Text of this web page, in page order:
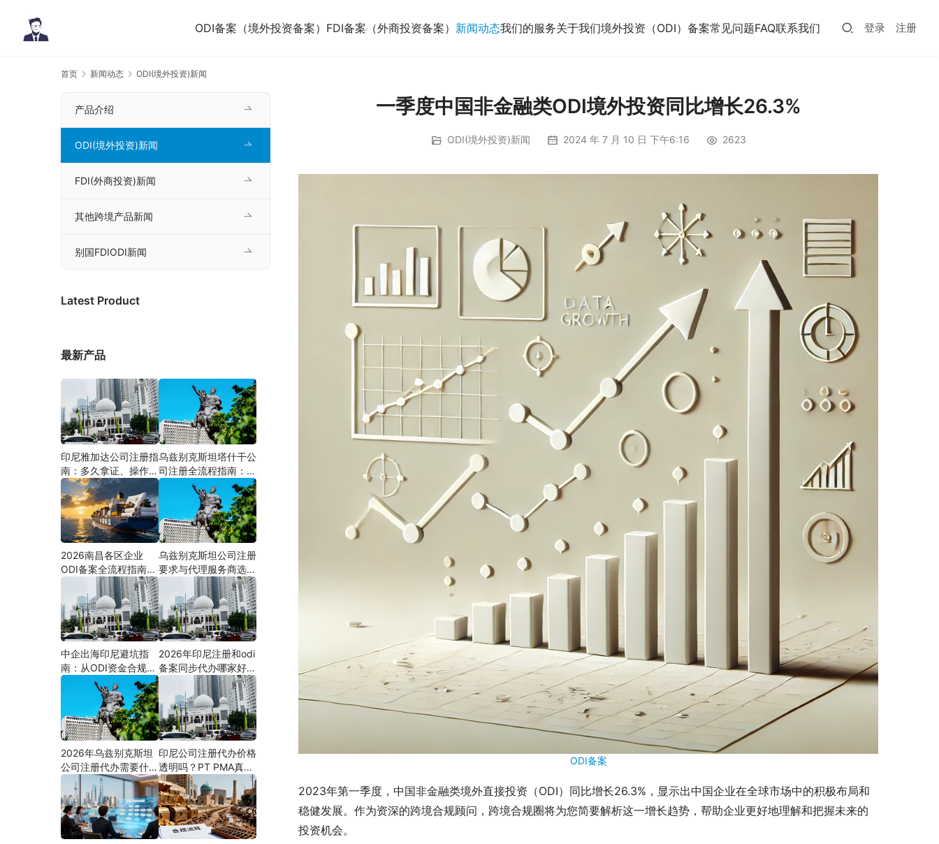
ODI备案（境外投资备案） FDI备案（外商投资备案） 新闻动态我们的服务关于我们境外投资（ODI）备案常见问题FAQ联系我们 登录 注册
首页 新闻动态 ODI(境外投资)新闻
一季度中国非金融类ODI境外投资同比增长26.3%
ODI(境外投资)新闻 2024 年 7 月 10 日 下午6:16 2623
ODI备案
2023年第一季度，中国非金融类境外直接投资（ODI）同比增长26.3%，显示出中国企业在全球市场中的积极布局和
稳健发展。作为资深的跨境合规顾问，跨境合规圈将为您简要解析这一增长趋势，帮助企业更好地理解和把握未来的
投资机会。
产品介绍
ODI(境外投资)新闻
FDI(外商投资)新闻
其他跨境产品新闻
别国FDIODI新闻
Latest Product
最新产品
印尼雅加达公司注册指
南：多久拿证、操作流
程与股东新规（附材料
清单及成功案例与正规
靠谱代办中介推荐）
乌兹别克斯坦塔什干公
司注册全流程指南：从
中国ODI备案到当地银
行开户（附材料清单及
成功案例与正规靠谱代
办中介推荐）
2026南昌各区企业
ODI备案全流程指南
（附材料清单及成功案
例与正规靠谱代办中介
推荐）
乌兹别克斯坦公司注册
要求与代理服务商选择
指南：本土实体和中乌
两地合规才是落地硬保
障｜安永国际跨境合规
圈
中企出海印尼避坑指
南：从ODI资金合规到
PMA公司设立，为什
么300+出海企业首选
安永国际跨境合规圈？
2026年印尼注册和odi
备案同步代办哪家好？
机构选择指南
2026年乌兹别克斯坦
公司注册代办需要什么
材料？最新清单、流程
与合规指南
印尼公司注册代办价格
透明吗？PT PMA真实
费用拆解与防坑指南